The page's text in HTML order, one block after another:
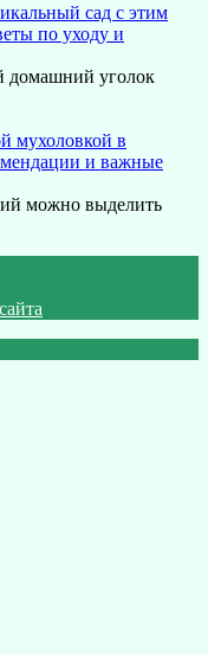
сад с этим
по уходу и
домашний уголок
мухоловкой в
и важные
можно выделить